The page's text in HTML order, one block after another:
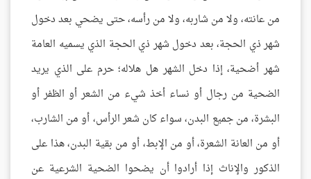
من عانته، ولا من شاربه، ولا من رأسه، حتى يضحي بعد دخول
شهر ذي الحجة، بعد دخول شهر ذي الحجة الذي يسميه العامة
شهر أضحية، إذا دخل الشهر هل هلاله؛ حرم على الذي يريد
الضحية من رجال أو نساء أخذ شيء من الشعر أو الظفر أو
البشرة، من جميع البدن، سواء كان شعر الرأس، أو من الشارب،
أو من العانة الشعرة، أو من الإبط، أو من بقية البدن، هذا على
الذكور والإناث إذا أرادوا أن يضحوا الضحية الشرعية عن